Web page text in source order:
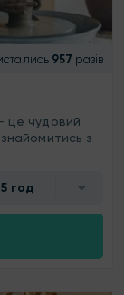
957 разів
це чудовий
з
год